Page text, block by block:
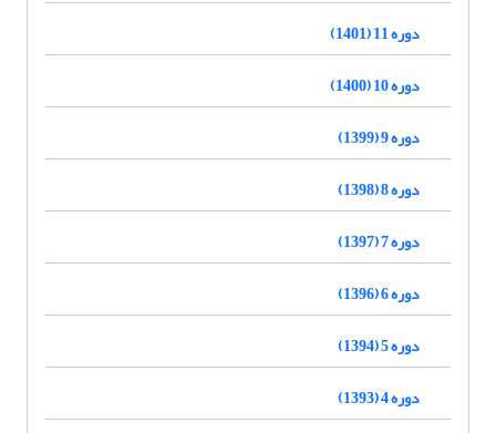
دوره 11 (1401)
دوره 10 (1400)
دوره 9 (1399)
دوره 8 (1398)
دوره 7 (1397)
دوره 6 (1396)
دوره 5 (1394)
دوره 4 (1393)